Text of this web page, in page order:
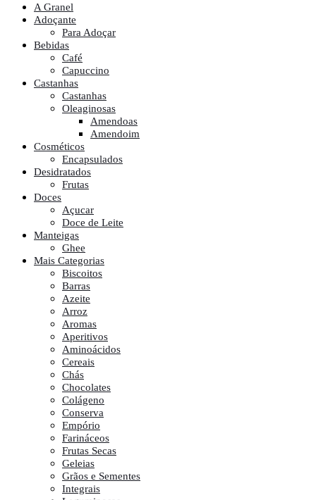
A Granel
Adoçante
Para Adoçar
Bebidas
Café
Capuccino
Castanhas
Castanhas
Oleaginosas
Amendoas
Amendoim
Cosméticos
Encapsulados
Desidratados
Frutas
Doces
Açucar
Doce de Leite
Manteigas
Ghee
Mais Categorias
Biscoitos
Barras
Azeite
Arroz
Aromas
Aperitivos
Aminoácidos
Cereais
Chás
Chocolates
Colágeno
Conserva
Empório
Farináceos
Frutas Secas
Geleias
Grãos e Sementes
Integrais